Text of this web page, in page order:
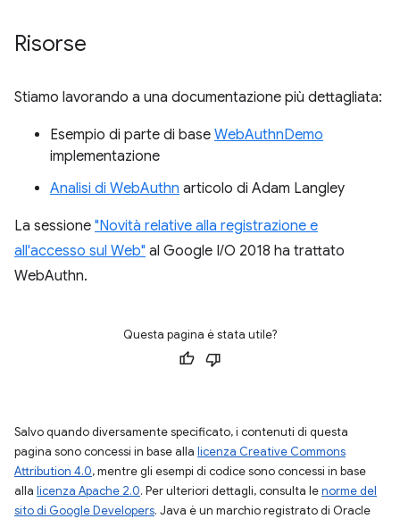
Risorse
Stiamo lavorando a una documentazione più dettagliata:
Esempio di parte di base WebAuthnDemo
implementazione
Analisi di WebAuthn articolo di Adam Langley
La sessione "Novità relative alla registrazione e
all'accesso sul Web" al Google I/O 2018 ha trattato
WebAuthn.
Questa pagina è stata utile?
Salvo quando diversamente specificato, i contenuti di questa
pagina sono concessi in base alla licenza Creative Commons
Attribution 4.0, mentre gli esempi di codice sono concessi in base
alla licenza Apache 2.0. Per ulteriori dettagli, consulta lenorme del
sito di Google Developers. Java è un marchio registrato di Oracle